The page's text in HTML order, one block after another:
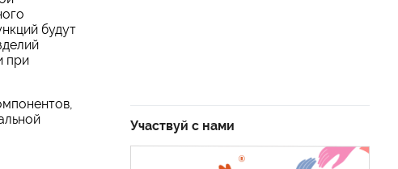
будут
при
Участвуй с нами